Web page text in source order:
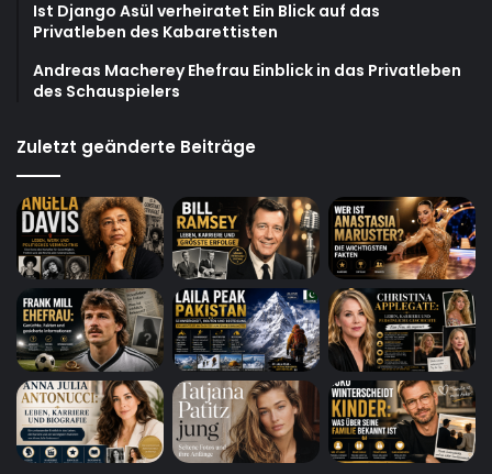
Ist Django Asül verheiratet Ein Blick auf das
Privatleben des Kabarettisten
Andreas Macherey Ehefrau Einblick in das Privatleben
des Schauspielers
Zuletzt geänderte Beiträge